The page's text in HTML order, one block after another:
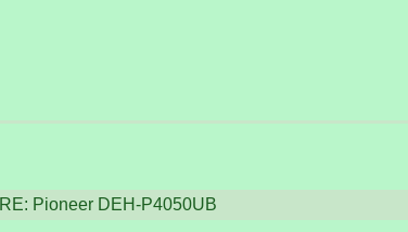
RE: Pioneer DEH-P4050UB